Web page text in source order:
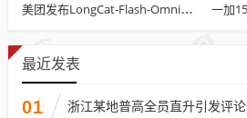
美团发布LongCat-Flash-Omni：总参数达5600亿 开源最先进水平
最近发表
01 浙江某地普高全员直升引发评